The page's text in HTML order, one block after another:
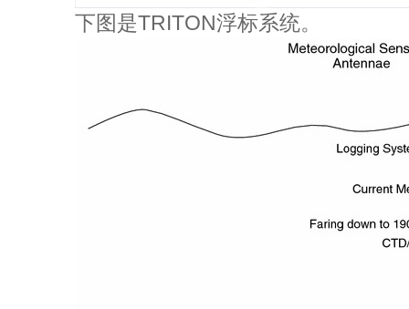
下图是TRITON浮标系统。